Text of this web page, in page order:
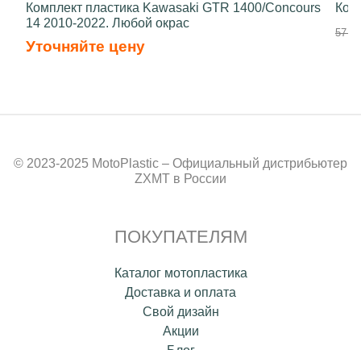
Комплект пластика Kawasaki GTR 1400/Concours
14 2010-2022. Любой окрас
Уточняйте цену
57
© 2023-2025 MotoPlastic – Официальный дистрибьютер
ZXMT в России
ПОКУПАТЕЛЯМ
Каталог мотопластика
Доставка и оплата
Свой дизайн
Акции